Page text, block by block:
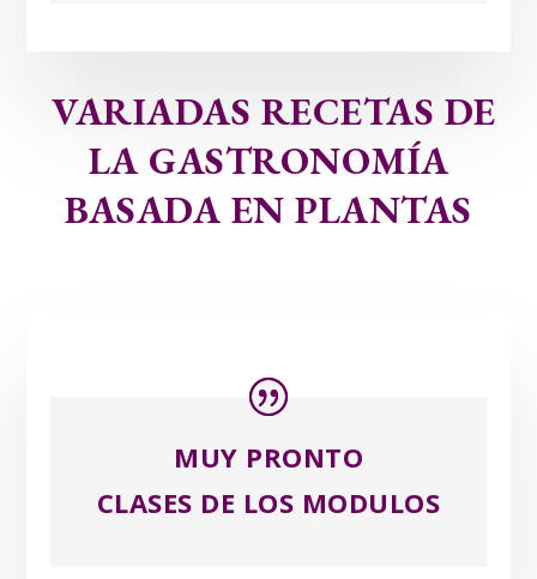
VARIADAS RECETAS DE
LA GASTRONOMÍA
BASADA EN PLANTAS
MUY PRONTO
CLASES DE LOS MODULOS